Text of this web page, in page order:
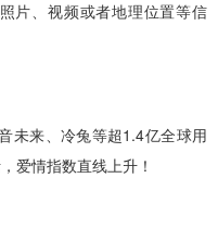
片、视频或者地理位置等信
未来、冷兔等超1.4亿全球用
爱情指数直线上升！